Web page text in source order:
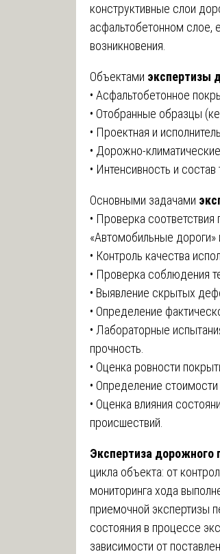
конструктивные слои
асфальтобетонном слое,
возникновения.
Объектами экспертизы
• Асфальтобетонное
• Отобранные образцы
• Проектная и
• Дорожно-
• Интенсивность и состав
Основными задачами
• Проверка
«Автомобильные
• Контроль качества
• Проверка соблюдения
• Выявление скрытых
• Определение
• Лабораторные
прочность.
• Оценка ровности
• Определение
• Оценка влияния
происшествий.
Экспертиза дорожного
цикла объекта: от
мониторинга хода
приемочной экспертизы
состояния в процессе
зависимости от